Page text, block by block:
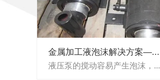
金属加工液泡沫解决方案—...
液压泵的搅动容易产生泡沫，...